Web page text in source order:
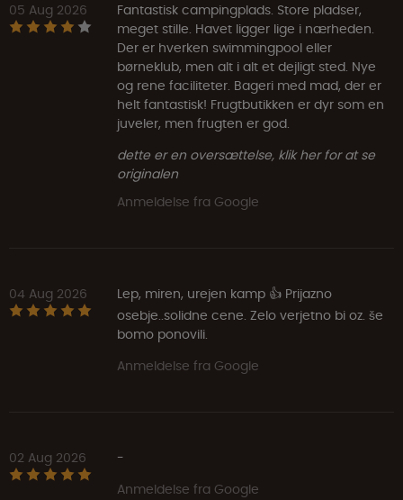
05 Aug 2026
Fantastisk campingplads. Store pladser,
meget stille. Havet ligger lige i nærheden.
Der er hverken swimmingpool eller
børneklub, men alt i alt et dejligt sted. Nye
og rene faciliteter. Bageri med mad, der er
helt fantastisk! Frugtbutikken er dyr som en
juveler, men frugten er god.
dette er en oversættelse, klik her for at se
originalen
Anmeldelse fra Google
04 Aug 2026
Lep, miren, urejen kamp 👍 Prijazno
osebje..solidne cene. Zelo verjetno bi oz. še
bomo ponovili.
Anmeldelse fra Google
02 Aug 2026
-
Anmeldelse fra Google